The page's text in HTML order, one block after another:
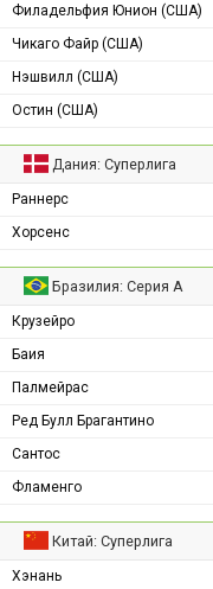
Филадельфия Юнион (США)
Чикаго Файр (США)
Нэшвилл (США)
Остин (США)
Дания: Суперлига
Раннерс
Хорсенс
Бразилия: Серия А
Крузейро
Баия
Палмейрас
Ред Булл Брагантино
Сантос
Фламенго
Китай: Суперлига
Хэнань